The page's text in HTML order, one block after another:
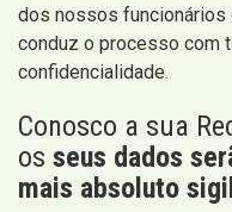
dos nossos funcionários
conduz o processo com
confidencialidade.
Conosco a sua
os seus dados
mais absoluto